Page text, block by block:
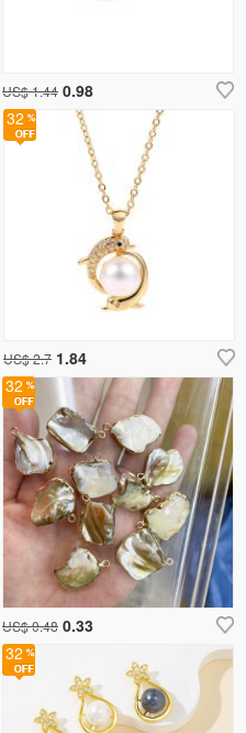
32
US$ 0.48 0.33
32
US$ 1.44 0.98
32
US$ 2.7 1.84